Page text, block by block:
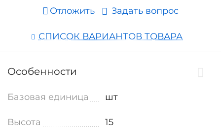
Отложить Задать вопрос
СПИСОК ВАРИАНТОВ ТОВАРА
Особенности
Базовая единица шт
Высота 15